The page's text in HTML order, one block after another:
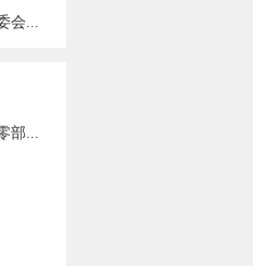
会...
部...